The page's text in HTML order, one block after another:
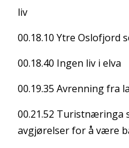
liv
00.18.10 Ytre Oslofjord
00.18.40 Ingen liv i elva
00.19.35 Avrenning fra
00.21.52 Turistnæringa
avgjørelser for å være